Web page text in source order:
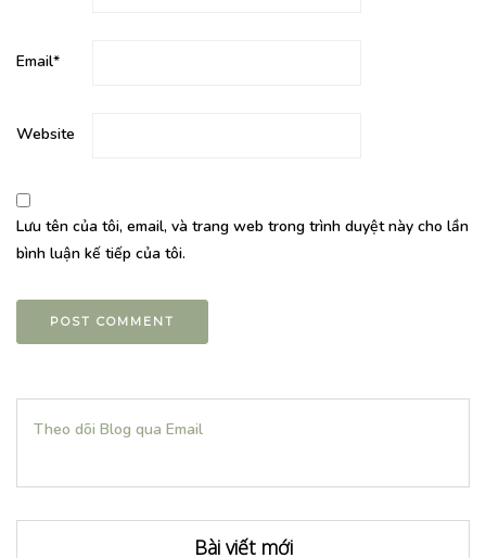
Email*
Website
Lưu tên của tôi, email, và trang web trong trình duyệt này cho lần
bình luận kế tiếp của tôi.
Theo dõi Blog qua Email
Bài viết mới